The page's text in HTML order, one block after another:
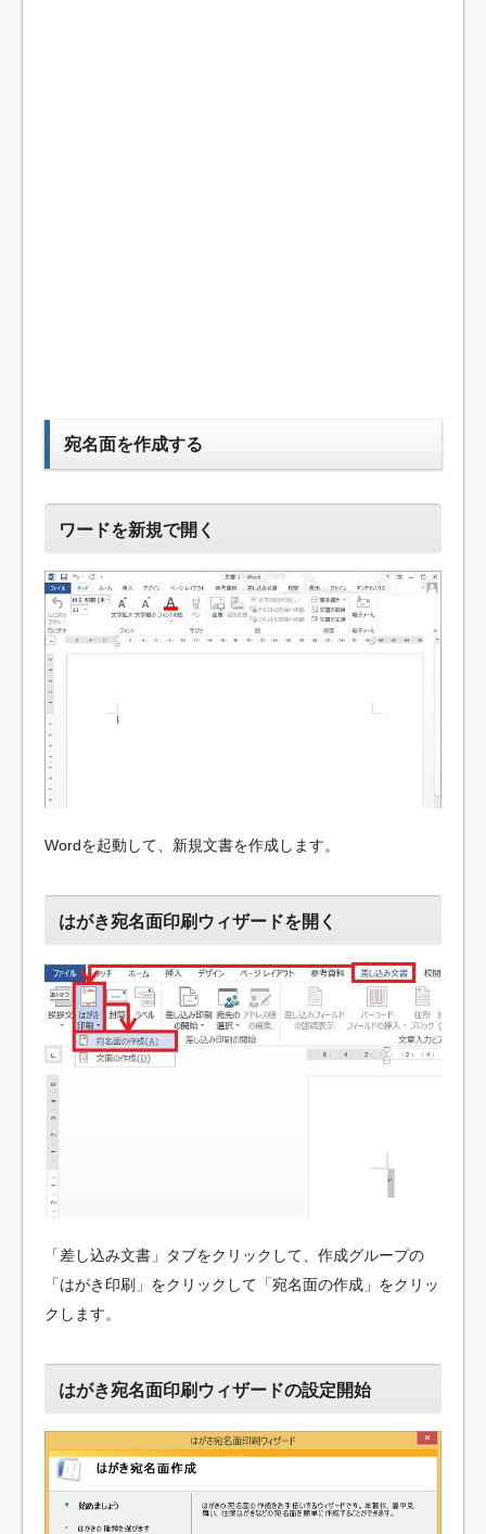
宛名面を作成する
ワードを新規で開く
Wordを起動して、新規文書を作成します。
はがき宛名面印刷ウィザードを開く
「差し込み文書」タブをクリックして、作成グループの
「はがき印刷」をクリックして「宛名面の作成」をクリッ
クします。
はがき宛名面印刷ウィザードの設定開始